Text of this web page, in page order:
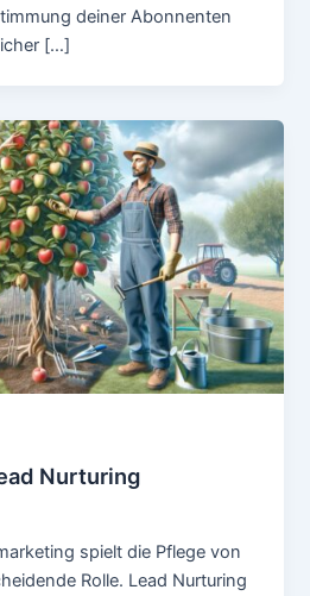
deiner Abonnenten
[…]
Nurturing
spielt die Pflege von
Rolle. Lead Nurturing